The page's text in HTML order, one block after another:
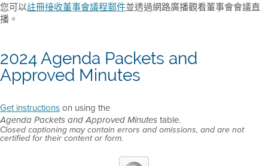
您可以註冊接收董事會議程郵件並透過網路廣播觀看董事會會議直
播。
2024 Agenda Packets and
Approved Minutes
Get instructionson using the
Agenda Packets and Approved Minutes table.
Closed captioning may contain errors and omissions, and are not
certified for their content or form.